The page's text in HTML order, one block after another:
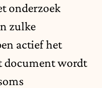
onderzoek
zulke
actief het
document wordt